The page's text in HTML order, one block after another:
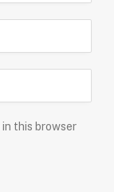
in this browser